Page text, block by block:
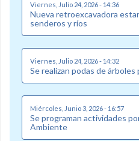
Viernes, Julio 24, 2026 - 14:36
Nueva retroexcavadora
senderos y ríos
Viernes, Julio 24, 2026 - 14:32
Se realizan podas de
Miércoles, Junio 3, 2026 - 16:57
Se programan actividades
Ambiente